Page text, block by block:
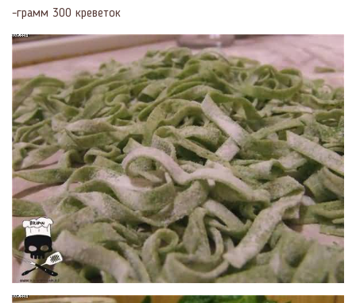
-грамм 300 креветок